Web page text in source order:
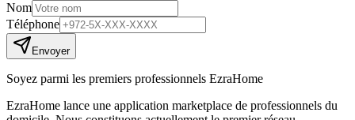
Nom
Téléphone
Envoyer
Soyez parmi les premiers professionnels EzraHome
EzraHome lance une application marketplace de professionnels du